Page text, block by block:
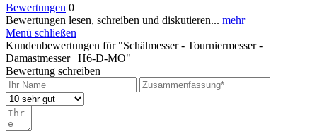
Bewertungen 0
Bewertungen lesen, schreiben und diskutieren... mehr
Menü schließen
Kundenbewertungen für "Schälmesser - Tourniermesser -
Damastmesser | H6-D-MO"
Bewertung schreiben